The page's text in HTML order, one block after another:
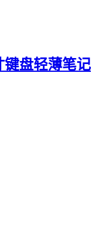
键盘轻薄笔记